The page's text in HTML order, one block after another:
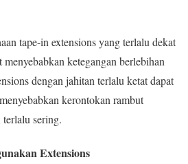
tape-in extensions yang terlalu dekat
ketegangan berlebihan
dengan jahitan terlalu ketat dapat
kerontokan rambut
sering.
Extensions